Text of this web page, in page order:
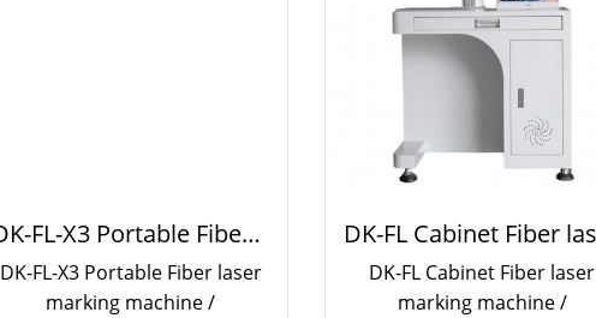
DK-FL-X3 Portable Fiber laser marking machine
DK-FL-X3 Portable Fiber laser
marking machine /
DK-FL Cabinet Fiber laser
marking machine /